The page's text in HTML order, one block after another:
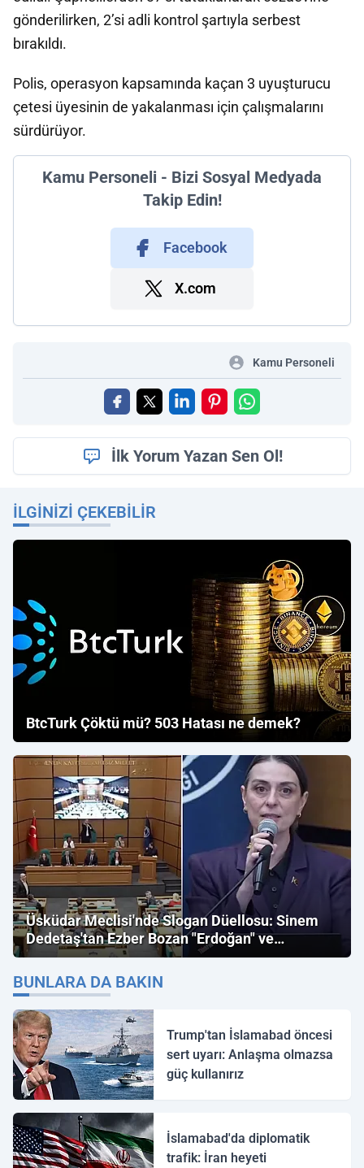
gönderilirken, 2’si adli kontrol şartıyla serbest
bırakıldı.
Polis, operasyon kapsamında kaçan 3 uyuşturucu
çetesi üyesinin de yakalanması için çalışmalarını
sürdürüyor.
Kamu Personeli - Bizi Sosyal Medyada
Takip Edin!
Facebook
X.com
Kamu Personeli
İlk Yorum Yazan Sen Ol!
İLGINIZI ÇEKEBILIR
BtcTurk Çöktü mü? 503 Hatası ne demek?
Üsküdar Meclisi'nde Slogan Düellosu: Sinem
Dedetaş'tan Ezber Bozan "Erdoğan" ve
"İmamoğlu" Çıkışı!
BUNLARA DA BAKIN
Trump'tan İslamabad öncesi
sert uyarı: Anlaşma olmazsa
güç kullanırız
İslamabad'da diplomatik
trafik: İran heyeti